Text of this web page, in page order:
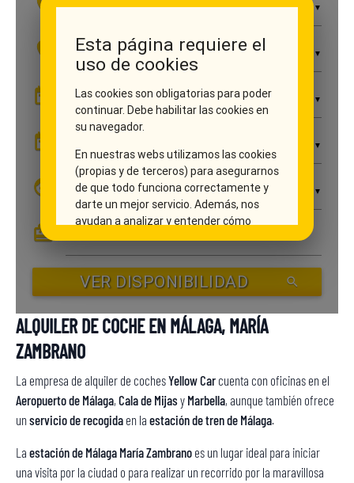
ALQUILER DE COCHE EN MÁLAGA, MARÍA
ZAMBRANO
La empresa de alquiler de cochesYellow Car cuenta con oficinas en el
Aeropuerto de Málaga, Cala de Mijasy Marbella, aunque también ofrece
un servicio de recogida en la estación de tren de Málaga.
La estación de Málaga María Zambrano es un lugar ideal para iniciar
una visita por la ciudad o para realizar un recorrido por la maravillosa